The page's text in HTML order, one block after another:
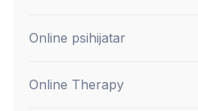
Online psihijatar
Online Therapy